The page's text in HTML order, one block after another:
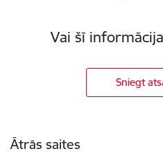
Vai šī
Sniegt
Ātrās saites